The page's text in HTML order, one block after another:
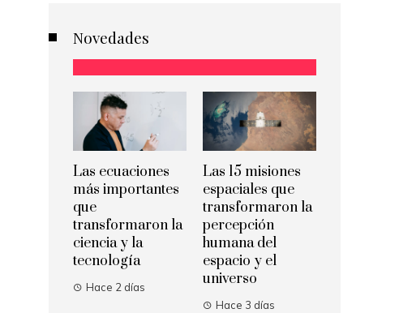
Novedades
Las ecuaciones
más importantes
que
transformaron la
ciencia y la
tecnología
Hace 2 días
Las 15 misiones
espaciales que
transformaron la
percepción
humana del
espacio y el
universo
Hace 3 días